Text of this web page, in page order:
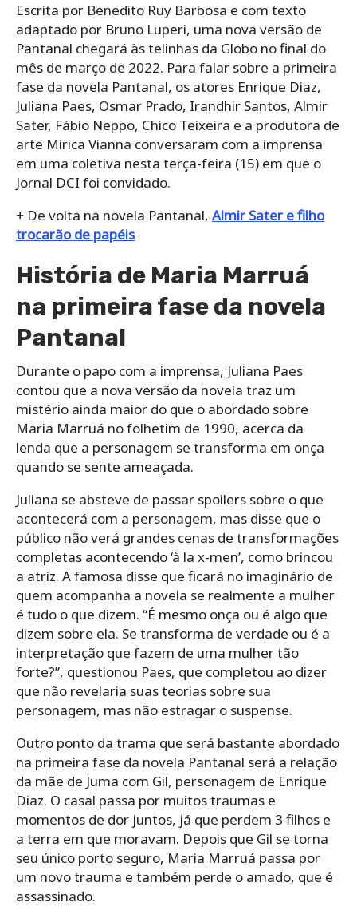
Escrita por Benedito Ruy Barbosa e com texto
adaptado por Bruno Luperi, uma nova versão de
Pantanal chegará às telinhas da Globo no final do
mês de março de 2022. Para falar sobre a primeira
fase da novela Pantanal, os atores Enrique Diaz,
Juliana Paes, Osmar Prado, Irandhir Santos, Almir
Sater, Fábio Neppo, Chico Teixeira e a produtora de
arte Mirica Vianna conversaram com a imprensa
em uma coletiva nesta terça-feira (15) em que o
Jornal DCI foi convidado.
+ De volta na novela Pantanal, Almir Sater e filho
trocarão de papéis
História de Maria Marruá
na primeira fase da novela
Pantanal
Durante o papo com a imprensa, Juliana Paes
contou que a nova versão da novela traz um
mistério ainda maior do que o abordado sobre
Maria Marruá no folhetim de 1990, acerca da
lenda que a personagem se transforma em onça
quando se sente ameaçada.
Juliana se absteve de passar spoilers sobre o que
acontecerá com a personagem, mas disse que o
público não verá grandes cenas de transformações
completas acontecendo ‘à la x-men’, como brincou
a atriz. A famosa disse que ficará no imaginário de
quem acompanha a novela se realmente a mulher
é tudo o que dizem. “É mesmo onça ou é algo que
dizem sobre ela. Se transforma de verdade ou é a
interpretação que fazem de uma mulher tão
forte?”, questionou Paes, que completou ao dizer
que não revelaria suas teorias sobre sua
personagem, mas não estragar o suspense.
Outro ponto da trama que será bastante abordado
na primeira fase da novela Pantanal será a relação
da mãe de Juma com Gil, personagem de Enrique
Diaz. O casal passa por muitos traumas e
momentos de dor juntos, já que perdem 3 filhos e
a terra em que moravam. Depois que Gil se torna
seu único porto seguro, Maria Marruá passa por
um novo trauma e também perde o amado, que é
assassinado.